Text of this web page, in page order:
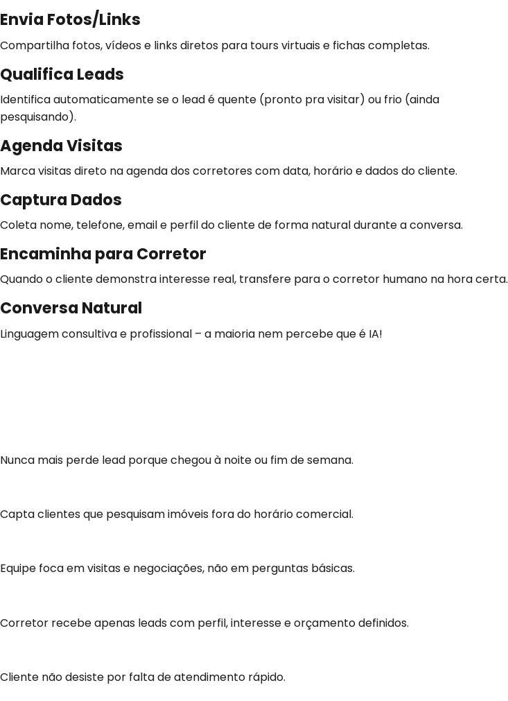
Envia Fotos/Links
Compartilha fotos, vídeos e links diretos para tours virtuais e fichas completas.
Qualifica Leads
Identifica automaticamente se o lead é quente (pronto pra visitar) ou frio (ainda
pesquisando).
Agenda Visitas
Marca visitas direto na agenda dos corretores com data, horário e dados do cliente.
Captura Dados
Coleta nome, telefone, email e perfil do cliente de forma natural durante a conversa.
Encaminha para Corretor
Quando o cliente demonstra interesse real, transfere para o corretor humano na hora certa.
Conversa Natural
Linguagem consultiva e profissional – a maioria nem percebe que é IA!
Nunca mais perde lead porque chegou à noite ou fim de semana.
Capta clientes que pesquisam imóveis fora do horário comercial.
Equipe foca em visitas e negociações, não em perguntas básicas.
Corretor recebe apenas leads com perfil, interesse e orçamento definidos.
Cliente não desiste por falta de atendimento rápido.